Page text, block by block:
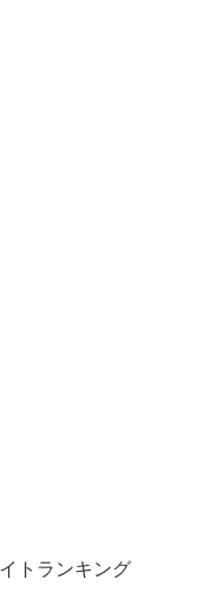
トランキング